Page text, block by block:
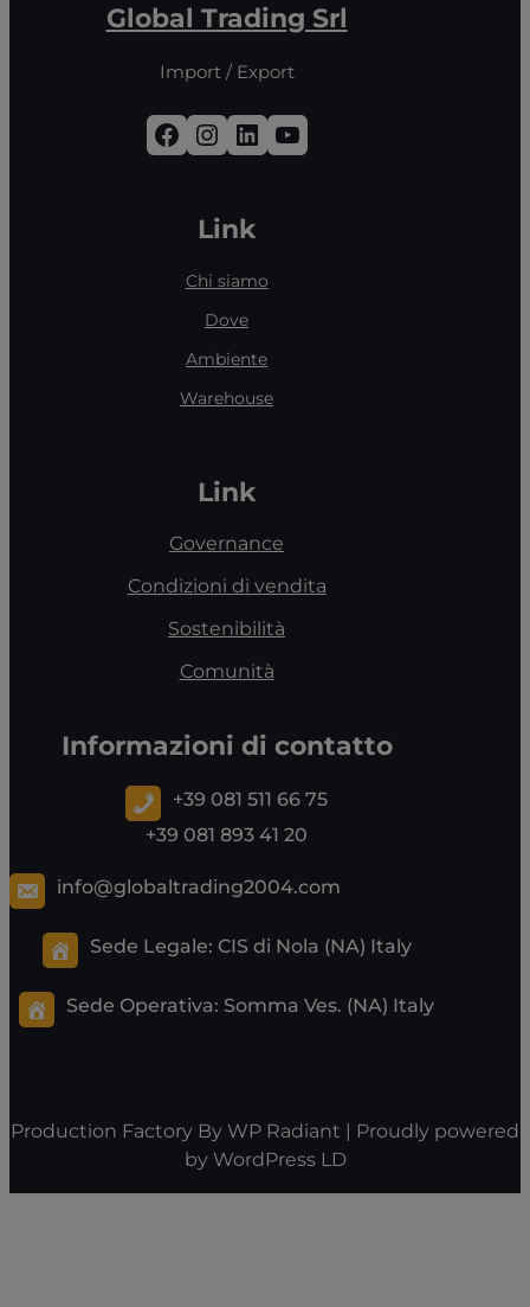
Global Trading Srl
Import / Export
Facebook Instagram LinkedIn YouTube
Link
Chi siamo
Dove
Ambiente
Warehouse
Link
Governance
Condizioni di vendita
Sostenibilità
Comunità
Informazioni di contatto
+39 081 511 66 75
+39 081 893 41 20
info@globaltrading2004.com
Sede Legale: CIS di Nola (NA) Italy
Sede Operativa: Somma Ves. (NA) Italy
Production Factory By WP Radiant | Proudly powered
by WordPressLD